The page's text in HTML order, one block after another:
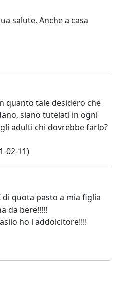
salute. Anche a casa
quanto tale desidero che
siano tutelati in ogni
adulti chi dovrebbe farlo?
02-11)
di quota pasto a mia figlia
da bere!!!!!
ho l addolcitore!!!!